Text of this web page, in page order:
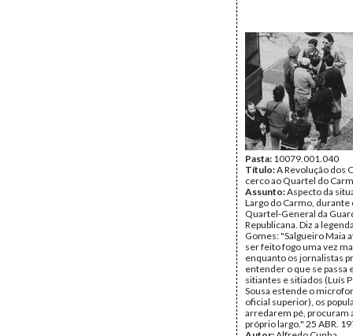
Pasta: 10079.001.040
Título:A Revolução dos
cerco ao Quartel do
Assunto:Aspecto da
Largo do Carmo, durante
Quartel-General da
Republicana. Diz a
Gomes: "Salgueiro Maia
ser feito fogo uma vez
enquanto os jornalistas
entender o que se passa
sitiantes e sitiados (Luís
Sousa estende o
oficial superior), os
arredarem pé, procuram
próprio largo." 25 ABR.